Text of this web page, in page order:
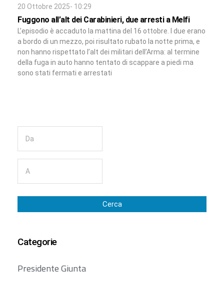
20 Ottobre 2025- 10:29
Fuggono all’alt dei Carabinieri, due arresti a Melfi
L’episodio è accaduto la mattina del 16 ottobre. I due erano
a bordo di un mezzo, poi risultato rubato la notte prima, e
non hanno rispettato l’alt dei militari dell’Arma: al termine
della fuga in auto hanno tentato di scappare a piedi ma
sono stati fermati e arrestati
Cerca
Categorie
Presidente Giunta